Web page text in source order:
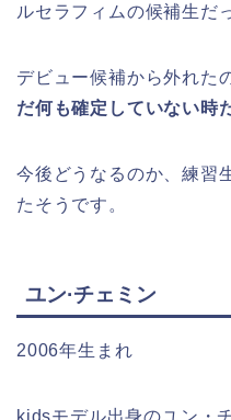
ルセラフィムの候補生だ
デビュー候補から外れた
だ何も確定していない時
今後どうなるのか、練習
たそうです。
ユン·チェミン
2006年生まれ
kidsモデル出身のユン・